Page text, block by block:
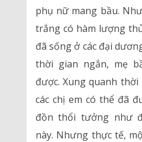
phụ nữ mang bầu.
trắng có hàm lượng
đã sống ở các đại
thời gian ngắn, mẹ
được. Xung quanh
các chị em có thể đã
đồn thổi tưởng như
này. Nhưng thực tế,